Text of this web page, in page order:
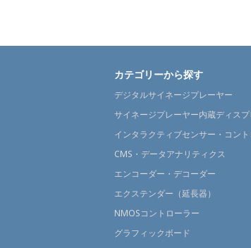
カテゴリーから探す
デジタルサイネージプレーヤー
サイネージプレーヤー内蔵ディスプ
インタラクティブセンサー・コン
CMS・データアナリティクス
エンコーダー・デコーダー
エクステンダー（延長器）
NMOSコントローラー
グラフィックボード